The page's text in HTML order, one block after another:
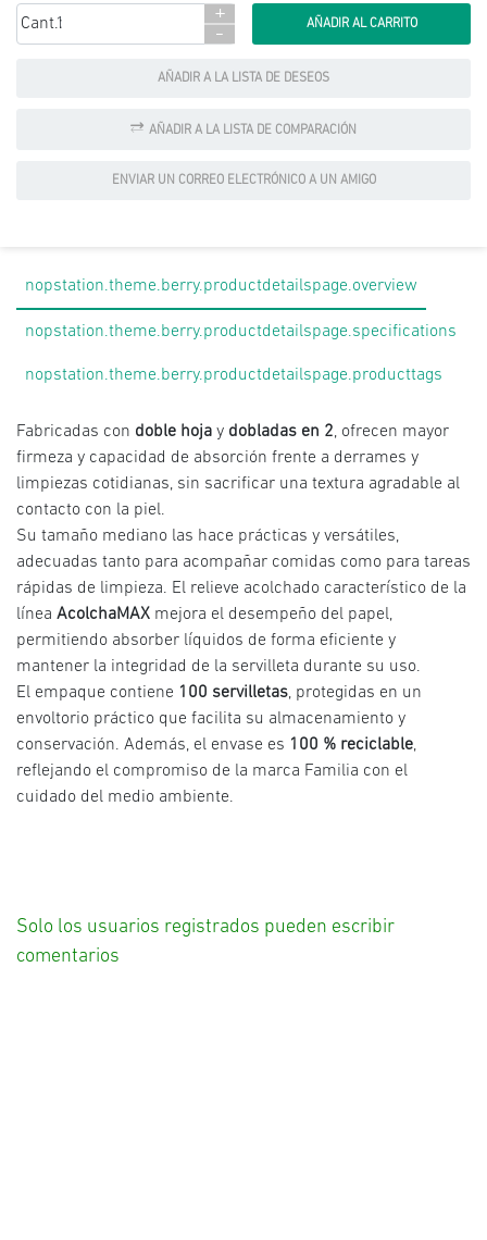
Cant.:
+
-
AÑADIR A LA LISTA DE DESEOS
AÑADIR A LA LISTA DE COMPARACIÓN
ENVIAR UN CORREO ELECTRÓNICO A UN AMIGO
nopstation.theme.berry.productdetailspage.overview
nopstation.theme.berry.productdetailspage.specifications
nopstation.theme.berry.productdetailspage.producttags
Fabricadas con doble hoja y dobladas en 2, ofrecen mayor
firmeza y capacidad de absorción frente a derrames y
limpiezas cotidianas, sin sacrificar una textura agradable al
contacto con la piel.
Su tamaño mediano las hace prácticas y versátiles,
adecuadas tanto para acompañar comidas como para tareas
rápidas de limpieza. El relieve acolchado característico de la
línea AcolchaMAX mejora el desempeño del papel,
permitiendo absorber líquidos de forma eficiente y
mantener la integridad de la servilleta durante su uso.
El empaque contiene 100 servilletas, protegidas en un
envoltorio práctico que facilita su almacenamiento y
conservación. Además, el envase es 100 % reciclable,
reflejando el compromiso de la marca Familia con el
cuidado del medio ambiente.
Solo los usuarios registrados pueden escribir
comentarios